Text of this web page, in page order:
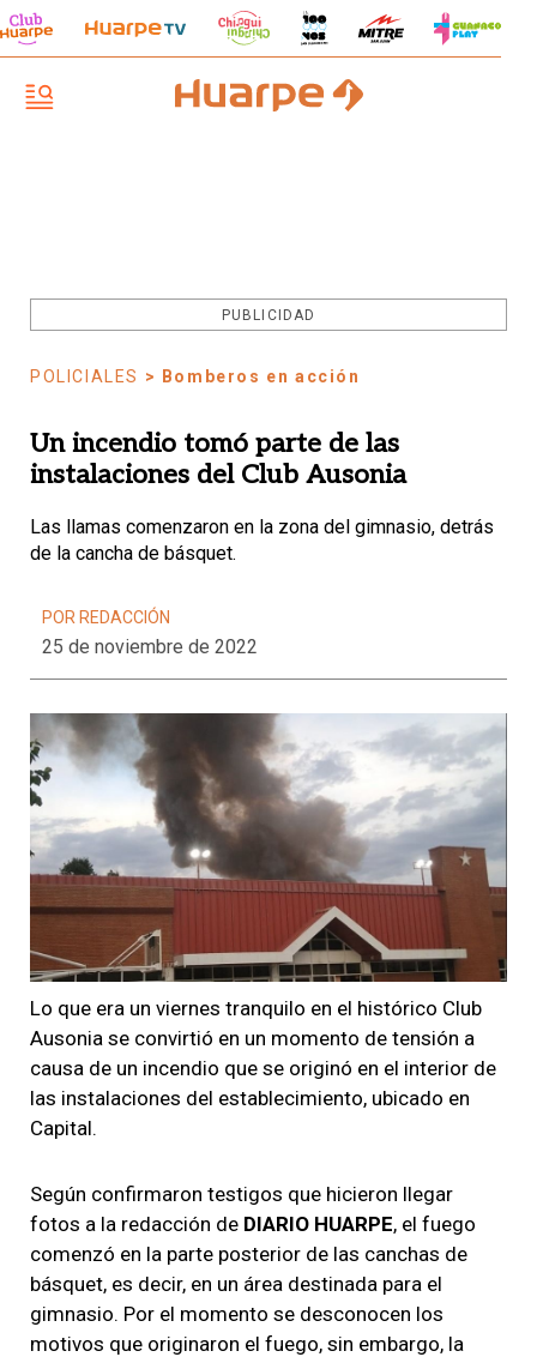
PUBLICIDAD
POLICIALES > Bomberos en acción
Un incendio tomó parte de las
instalaciones del Club Ausonia
Las llamas comenzaron en la zona del gimnasio, detrás
de la cancha de básquet.
POR REDACCIÓN
25 de noviembre de 2022
Lo que era un viernes tranquilo en el histórico Club
Ausonia se convirtió en un momento de tensión a
causa de un incendio que se originó en el interior de
las instalaciones del establecimiento, ubicado en
Capital.
Según confirmaron testigos que hicieron llegar
fotos a la redacción de DIARIO HUARPE, el fuego
comenzó en la parte posterior de las canchas de
básquet, es decir, en un área destinada para el
gimnasio. Por el momento se desconocen los
motivos que originaron el fuego, sin embargo, la